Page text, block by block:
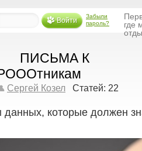
Войти
Забыли
пароль?
где
ПИСЬМА К
Сергей Козел Статей: 22
которые должен